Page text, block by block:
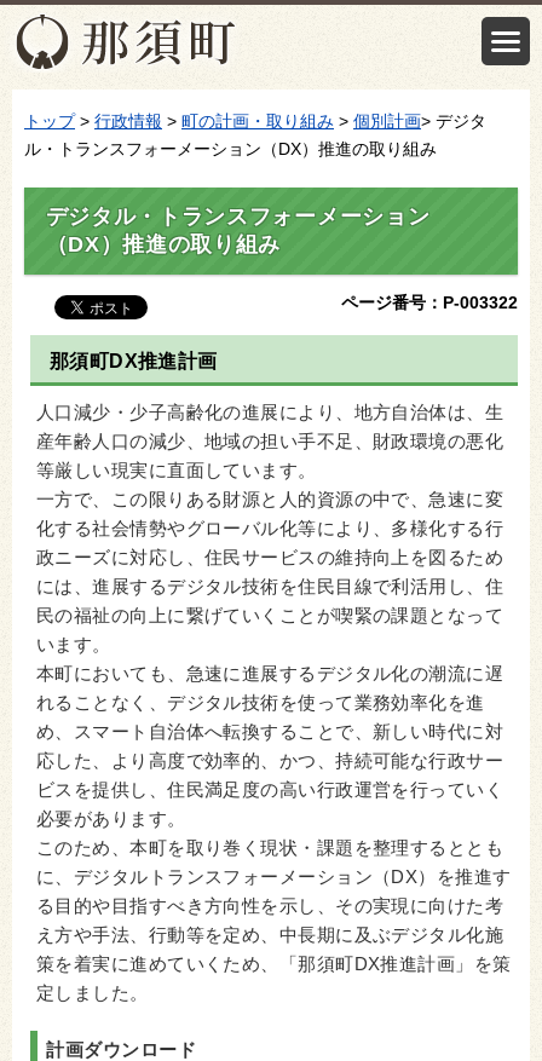
トップ> 行政情報 > 町の計画・取り組み > 個別計画> デジタ
ル・トランスフォーメーション（DX）推進の取り組み
デジタル・トランスフォーメーション
（DX）推進の取り組み
ページ番号：P-003322
那須町DX推進計画
人口減少・少子高齢化の進展により、地方自治体は、生
産年齢人口の減少、地域の担い手不足、財政環境の悪化
等厳しい現実に直面しています。
一方で、この限りある財源と人的資源の中で、急速に変
化する社会情勢やグローバル化等により、多様化する行
政ニーズに対応し、住民サービスの維持向上を図るため
には、進展するデジタル技術を住民目線で利活用し、住
民の福祉の向上に繋げていくことが喫緊の課題となって
います。
本町においても、急速に進展するデジタル化の潮流に遅
れることなく、デジタル技術を使って業務効率化を進
め、スマート自治体へ転換することで、新しい時代に対
応した、より高度で効率的、かつ、持続可能な行政サー
ビスを提供し、住民満足度の高い行政運営を行っていく
必要があります。
このため、本町を取り巻く現状・課題を整理するととも
に、デジタルトランスフォーメーション（DX）を推進す
る目的や目指すべき方向性を示し、その実現に向けた考
え方や手法、行動等を定め、中長期に及ぶデジタル化施
策を着実に進めていくため、「那須町DX推進計画」を策
定しました。
計画ダウンロード